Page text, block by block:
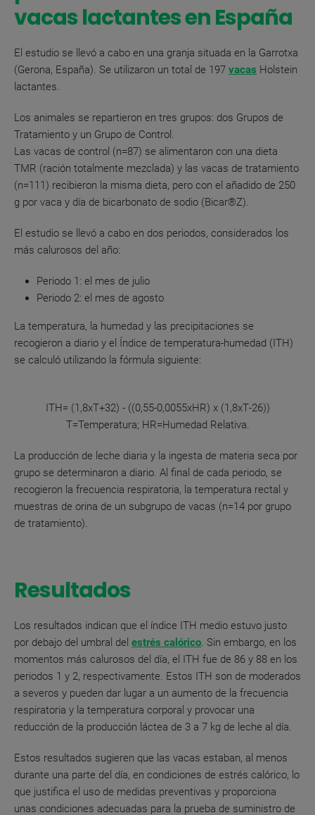
vacas lactantes en España
El estudio se llevó a cabo en una granja situada en la Garrotxa
(Gerona, España). Se utilizaron un total de 197 vacas Holstein
lactantes.
Los animales se repartieron en tres grupos: dos Grupos de
Tratamiento y un Grupo de Control.
Las vacas de control (n=87) se alimentaron con una dieta
TMR (ración totalmente mezclada) y las vacas de tratamiento
(n=111) recibieron la misma dieta, pero con el añadido de 250
g por vaca y día de bicarbonato de sodio (Bicar®Z).
El estudio se llevó a cabo en dos periodos, considerados los
más calurosos del año:
Periodo 1: el mes de julio
Periodo 2: el mes de agosto
La temperatura, la humedad y las precipitaciones se
recogieron a diario y el Índice de temperatura-humedad (ITH)
se calculó utilizando la fórmula siguiente:
ITH= (1,8xT+32) ‐ ((0,55‐0,0055xHR) x (1,8xT‐26))
T=Temperatura; HR=Humedad Relativa.
La producción de leche diaria y la ingesta de materia seca por
grupo se determinaron a diario. Al final de cada periodo, se
recogieron la frecuencia respiratoria, la temperatura rectal y
muestras de orina de un subgrupo de vacas (n=14 por grupo
de tratamiento).
Resultados
Los resultados indican que el índice ITH medio estuvo justo
por debajo del umbral del estrés calórico. Sin embargo, en los
momentos más calurosos del día, el ITH fue de 86 y 88 en los
periodos 1 y 2, respectivamente. Estos ITH son de moderados
a severos y pueden dar lugar a un aumento de la frecuencia
respiratoria y la temperatura corporal y provocar una
reducción de la producción láctea de 3 a 7 kg de leche al día.
Estos resultados sugieren que las vacas estaban, al menos
durante una parte del día, en condiciones de estrés calórico, lo
que justifica el uso de medidas preventivas y proporciona
unas condiciones adecuadas para la prueba de suministro de